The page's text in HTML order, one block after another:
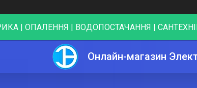
| ОПАЛЕННЯ | ВОДОПОСТАЧАННЯ |
Онлайн-магазин